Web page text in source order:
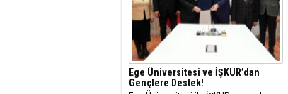
Ege Üniversitesi ve İŞKUR’dan
Gençlere Destek!